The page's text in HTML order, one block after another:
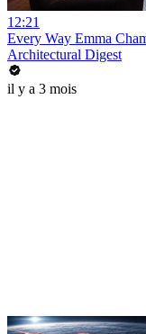
12:21
Every Way Emma
Architectural Digest
il y a 3 mois